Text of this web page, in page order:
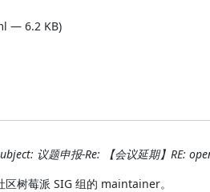
— 6.2 KB)
议题申报-Re: 【会议延期】RE:
树莓派 SIG 组的 maintainer。